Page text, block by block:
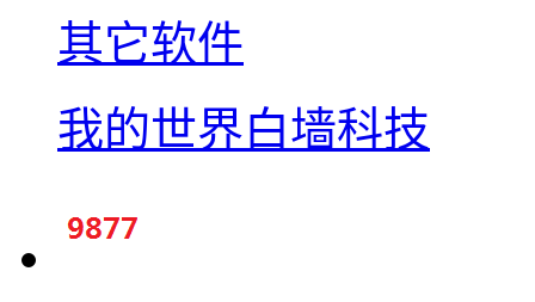
其它软件
我的世界白墙科技